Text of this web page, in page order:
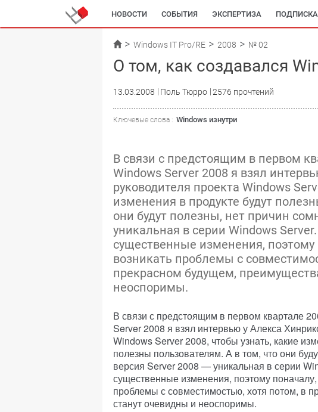
НОВОСТИ СОБЫТИЯ ЭКСПЕРТИЗА ПОДПИСКА
Windows IT Pro/RE 2008 № 02
О том, как создавался
13.03.2008 Поль Тюрро 2576 прочтений
Ключевые слова : Windows изнутри
В связи с предстоящим в первом
Windows Server 2008 я взял
руководителя проекта Windows
изменения в продукте будут
они будут полезны, нет причин
уникальная в серии Windows
существенные изменения, поэтому
возникать проблемы с
прекрасном будущем,
неоспоримы.
В связи с предстоящим в первом квартале
Server 2008 я взял интервью у Алекса
Windows Server 2008, чтобы узнать, какие
полезны пользователям. А в том, что они
версия Server 2008 — уникальная в серии
существенные изменения, поэтому
проблемы с совместимостью, хотя потом, в
станут очевидны и неоспоримы.